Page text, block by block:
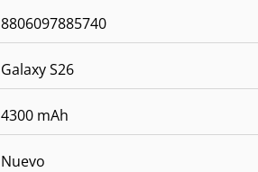
8806097885740
Galaxy S26
4300 mAh
Nuevo